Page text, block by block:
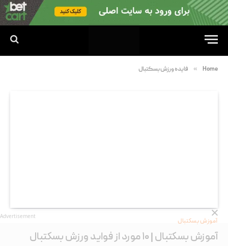
Home
» فایده ورزش بسکتبال
آموزش بسکتبال
آموزش بسکتبال | ۱۰ مورد از فواید ورزش بسکتبال
Advertisement